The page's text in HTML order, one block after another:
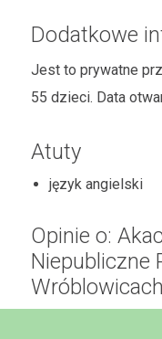
Dodatkowe
Jest to prywatne
55 dzieci. Data
Atuty
język angielski
Opinie o:
Niepubliczne
Wróblowicach